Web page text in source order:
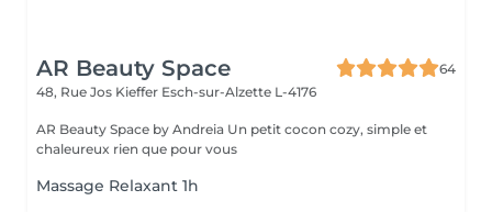
AR Beauty Space
64
48, Rue Jos Kieffer Esch-sur-Alzette L-4176
AR Beauty Space by Andreia Un petit cocon cozy, simple et
chaleureux rien que pour vous
Massage Relaxant 1h